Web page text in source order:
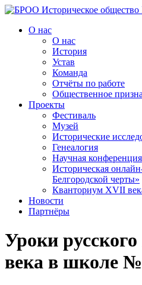
Перейти
содержанию
О нас
О нас
История
Устав
Команда
Отчёты по работе
Общественное
Проекты
Фестиваль
Музей
Исторические
Генеалогия
Научная конференция
Историческая
Белгородской черты»
Кванториум XVII
Новости
Партнёры
Уроки
века в школе